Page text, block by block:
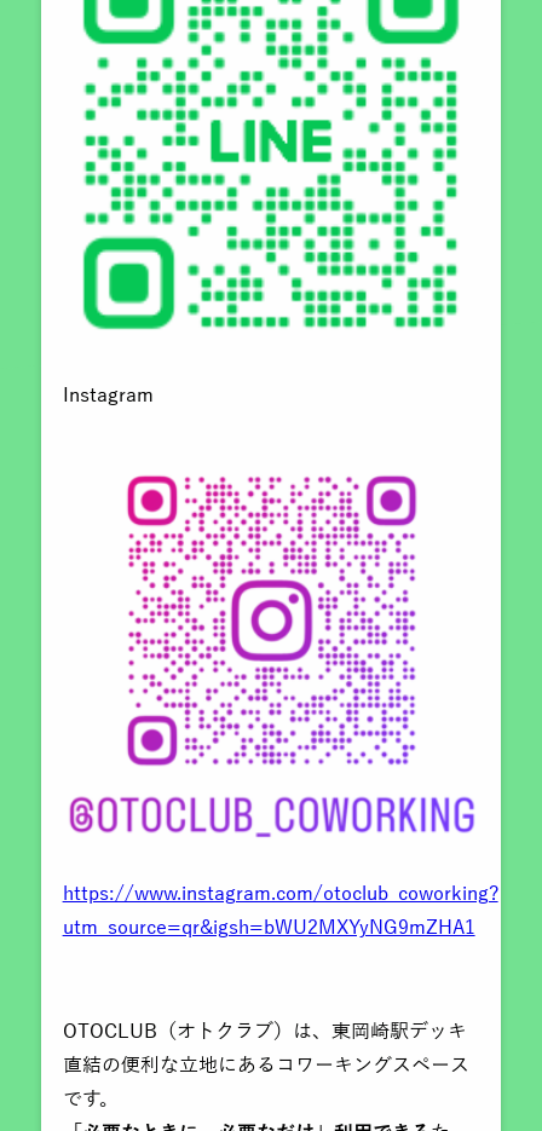
Instagram
https://www.instagram.com/otoclub_coworking?
utm_source=qr&igsh=bWU2MXYyNG9mZHA1
OTOCLUB（オトクラブ）は、東岡崎駅デッキ
直結の便利な立地にあるコワーキングスペース
です。